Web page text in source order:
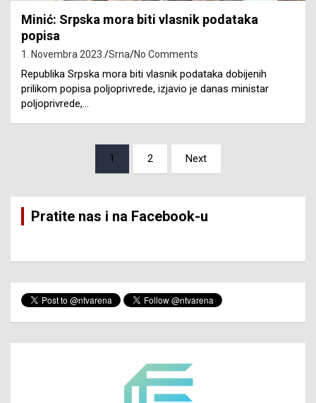
Minić: Srpska mora biti vlasnik podataka
popisa
1. Novembra 2023. Srna No Comments
Republika Srpska mora biti vlasnik podataka dobijenih
prilikom popisa poljoprivrede, izjavio je danas ministar
poljoprivrede,…
1 2 Next
Pratite nas i na Facebook-u